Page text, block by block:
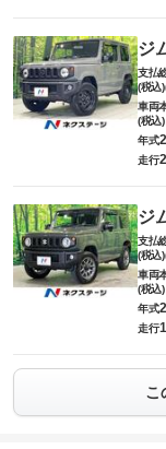
ジ
支払
(税込
車両
(税込)
年式
走行
ジ
支払
(税込
車両
(税込)
年式
走行
こ